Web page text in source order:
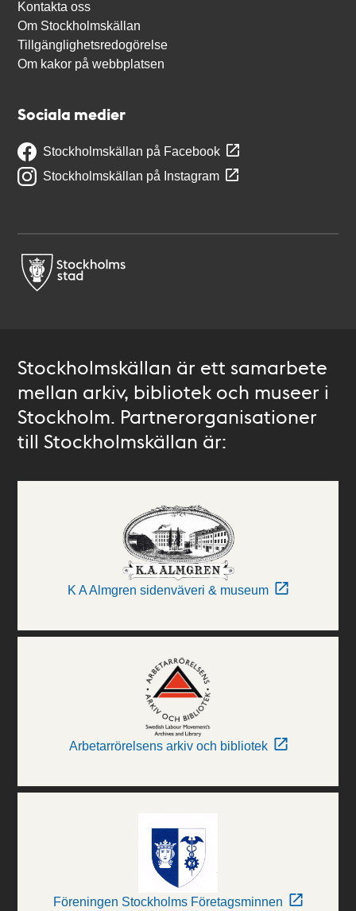
Kontakta oss
Om Stockholmskällan
Tillgänglighetsredogörelse
Om kakor på webbplatsen
Sociala medier
Stockholmskällan på Facebook
Stockholmskällan på Instagram
Stockholmskällan är ett samarbete
mellan arkiv, bibliotek och museer i
Stockholm. Partnerorganisationer
till Stockholmskällan är:
K A Almgren sidenväveri & museum
Arbetarrörelsens arkiv och bibliotek
Föreningen Stockholms Företagsminnen